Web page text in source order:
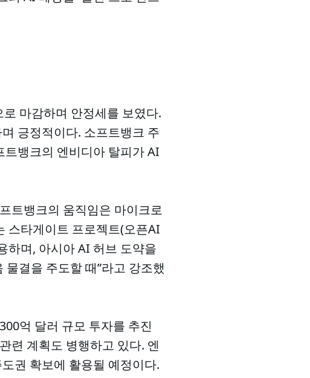
마감하며 안정세를 보였다.
긍정적이다. 소프트뱅크 주
트뱅크의 엔비디아 탈피가 AI
트뱅크의 움직임은 마이크로
스타게이트 프로젝트(오픈AI
하며, 아시아 AI 허브 도약을
결을 주도할 때”라고 강조했
억 달러 규모 투자를 추진
련 계획도 병행하고 있다. 엔
권 확보에 활용될 예정이다.